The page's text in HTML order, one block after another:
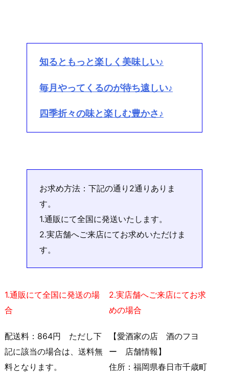
知るともっと楽しく美味しい♪
毎月やってくるのが待ち遠しい♪
四季折々の味と楽しむ豊かさ♪
お求め方法：下記の通り2通りありま
す。
1.通販にて全国に発送いたします。
2.実店舗へご来店にてお求めいただけま
す。
1.通販にて全国に発送の場
合
配送料：864円 ただし下
記に該当の場合は、送料無
料となります。
2.実店舗へご来店にてお求
めの場合
【愛酒家の店 酒のフヨ
ー 店舗情報】
住所：福岡県春日市千歳町